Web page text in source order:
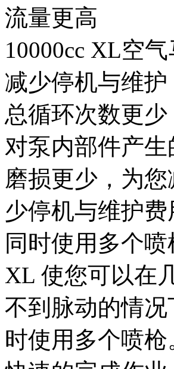
流量更高
10000cc XL空
减少停机与维护
总循环次数更少
对泵内部件产生
磨损更少，为您
少停机与维护费
同时使用多个喷
XL 使您可以在
不到脉动的情况
时使用多个喷枪